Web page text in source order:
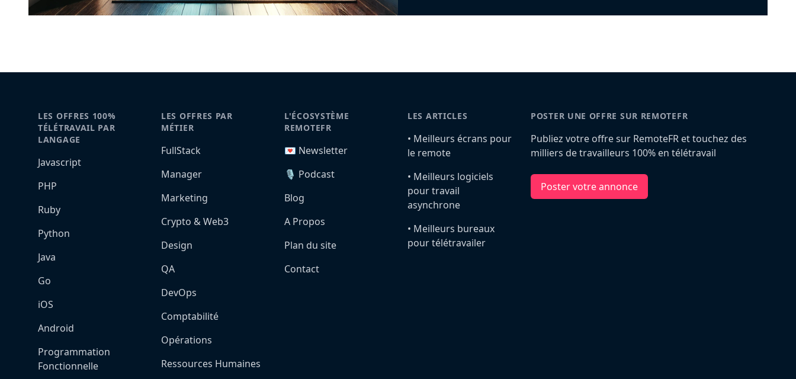
LES OFFRES 100%
TÉLÉTRAVAIL PAR
LANGAGE
Javascript
PHP
Ruby
Python
Java
Go
iOS
Android
Programmation
Fonctionnelle
LES OFFRES PAR
MÉTIER
FullStack
Manager
Marketing
Crypto & Web3
Design
QA
DevOps
Comptabilité
Opérations
Ressources Humaines
L'ÉCOSYSTÈME
REMOTEFR
💌 Newsletter
🎙️ Podcast
Blog
A Propos
Plan du site
Contact
LES ARTICLES
•️ Meilleurs écrans pour
le remote
•️ Meilleurs logiciels
pour travail
asynchrone
•️ Meilleurs bureaux
pour télétravailer
POSTER UNE OFFRE SUR REMOTEFR
Publiez votre offre sur RemoteFR et touchez des
milliers de travailleurs 100% en télétravail
Poster votre annonce